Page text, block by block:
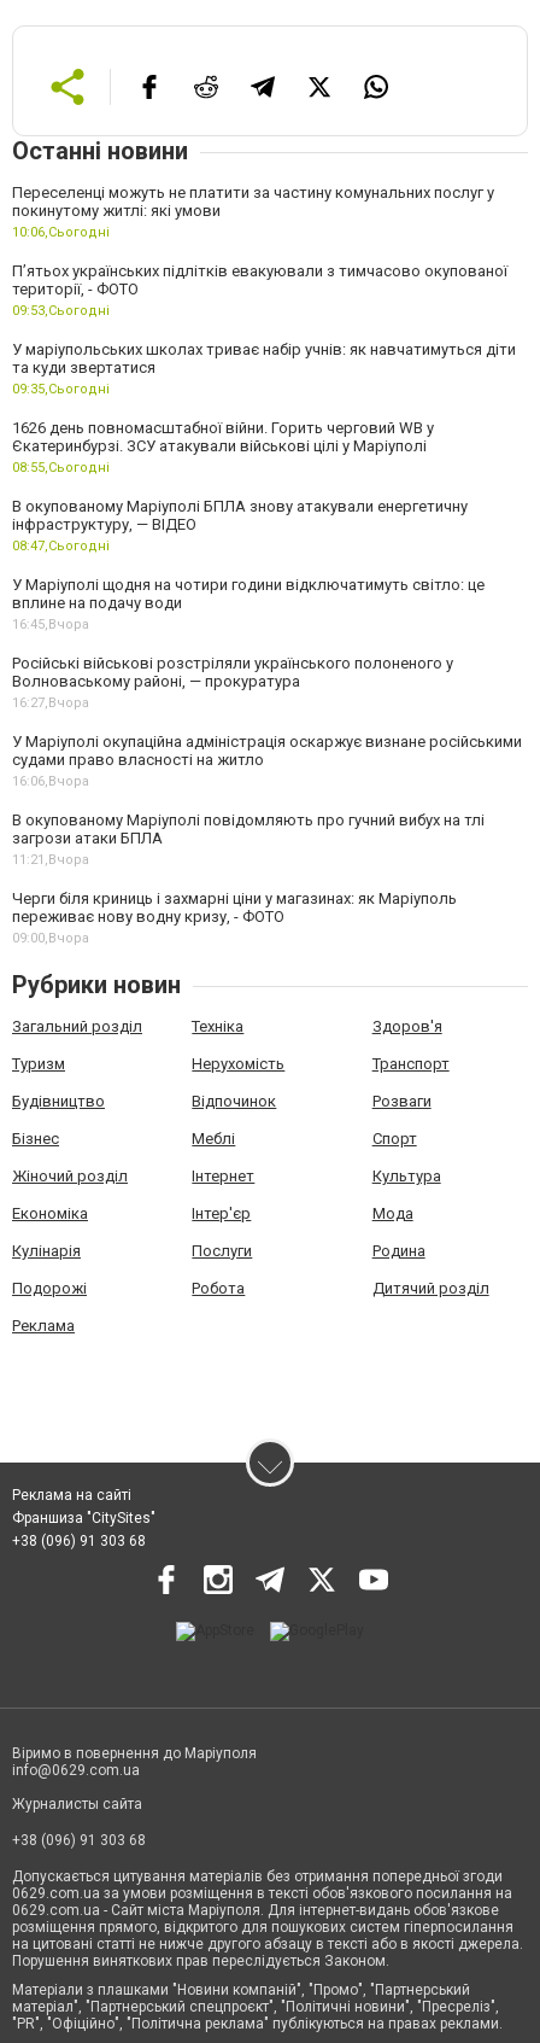
Останні новини
Переселенці можуть не платити за частину комунальних послуг у
покинутому житлі: які умови
10:06,Сьогодні
П’ятьох українських підлітків евакуювали з тимчасово окупованої
території, - ФОТО
09:53,Сьогодні
У маріупольських школах триває набір учнів: як навчатимуться діти
та куди звертатися
09:35,Сьогодні
1626 день повномасштабної війни. Горить черговий WB у
Єкатеринбурзі. ЗСУ атакували військові цілі у Маріуполі
08:55,Сьогодні
В окупованому Маріуполі БПЛА знову атакували енергетичну
інфраструктуру, — ВІДЕО
08:47,Сьогодні
У Маріуполі щодня на чотири години відключатимуть світло: це
вплине на подачу води
16:45,Вчора
Російські військові розстріляли українського полоненого у
Волноваському районі, — прокуратура
16:27,Вчора
У Маріуполі окупаційна адміністрація оскаржує визнане російськими
судами право власності на житло
16:06,Вчора
В окупованому Маріуполі повідомляють про гучний вибух на тлі
загрози атаки БПЛА
11:21,Вчора
Черги біля криниць і захмарні ціни у магазинах: як Маріуполь
переживає нову водну кризу, - ФОТО
09:00,Вчора
Рубрики новин
Загальний розділ Техніка Здоров'я
Туризм Нерухомість Транспорт
Будівництво Відпочинок Розваги
Бізнес Меблі Спорт
Жіночий розділ Інтернет Культура
Економіка Інтер'єр Мода
Кулінарія Послуги Родина
Подорожі Робота Дитячий розділ
Реклама
Реклама на сайті
Франшиза "CitySites"
+38 (096) 91 303 68
Віримо в повернення до Маріуполя
info@0629.com.ua
Журналисты сайта
+38 (096) 91 303 68
Допускається цитування матеріалів без отримання попередньої згоди
0629.com.ua за умови розміщення в тексті обов'язкового посилання на
0629.com.ua - Сайт міста Маріуполя. Для інтернет-видань обов'язкове
розміщення прямого, відкритого для пошукових систем гіперпосилання
на цитовані статті не нижче другого абзацу в тексті або в якості джерела.
Порушення виняткових прав переслідується Законом.
Матеріали з плашками "Новини компаній", "Промо", "Партнерський
матеріал", "Партнерський спецпроєкт", "Політичні новини", "Пресреліз",
"PR", "Офіційно", "Політична реклама" публікуються на правах реклами.